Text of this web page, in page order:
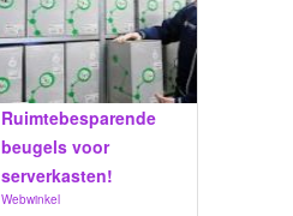
Ruimtebesparende
beugels voor
serverkasten!
Webwinkel